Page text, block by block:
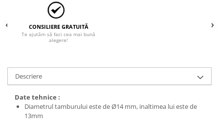
Protecția ochilor
Protecția respirației
Scule de mana
Capsatoare , multifuncionale si
pistoale silicon
Chei si truse chei
Ciocane , clesti si foarfeci
CONSILIERE GRATUITĂ
Te ajutăm să faci cea mai bună
alegere!
Descriere
Date tehnice :
Diametrul tamburului este de Ø14 mm, inaltimea lui este de
13mm